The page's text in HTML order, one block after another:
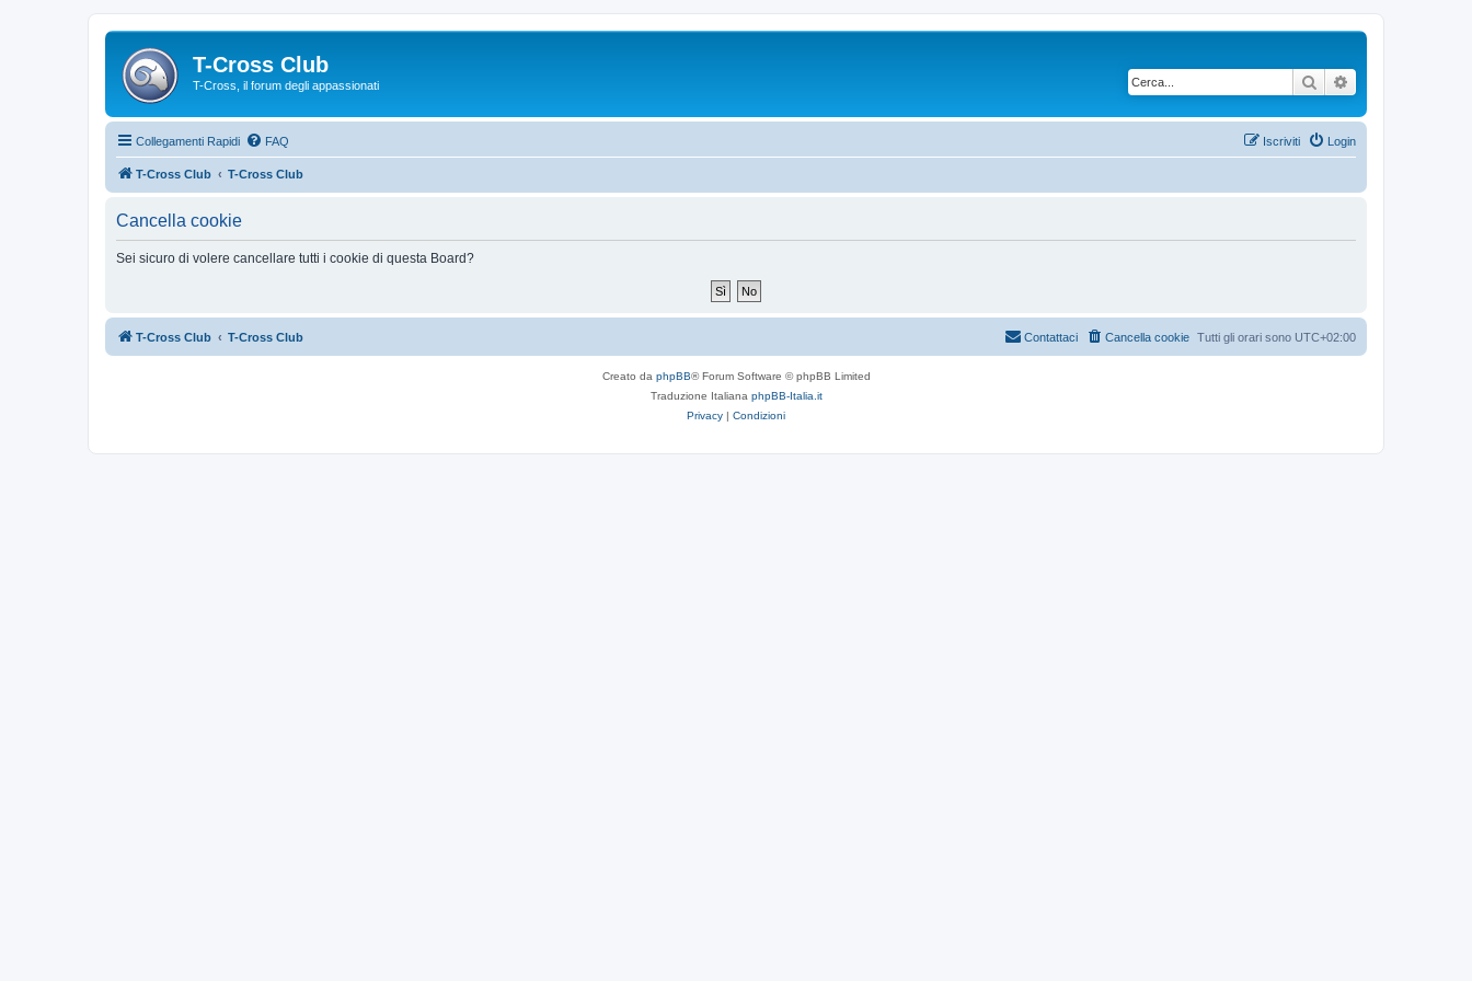
T-Cross Club
T-Cross, il forum degli appassionati Cerca
Collegamenti Rapidi FAQ Login
Iscriviti
T-Cross Club T-Cross Club
Cancella cookie
Sei sicuro di volere cancellare tutti i cookie di questa Board?
T-Cross Club T-Cross Club Tutti gli orari sono UTC+02:00
Cancella cookie
Contattaci
Creato da phpBB® Forum Software © phpBB Limited
Traduzione Italiana phpBB-Italia.it
Privacy | Condizioni